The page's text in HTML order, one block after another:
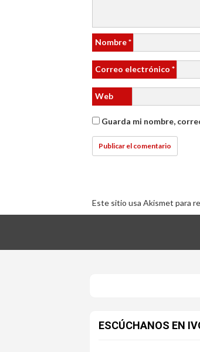
Nombre*
Correo electrónico *
Web
Guarda mi nombre,
Este sitio usa Akismet para
ESCÚCHANOS EN